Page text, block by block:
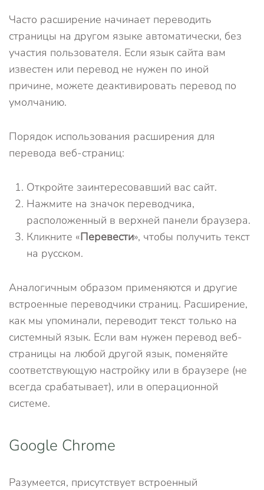
Часто расширение начинает переводить
страницы на другом языке автоматически, без
участия пользователя. Если язык сайта вам
известен или перевод не нужен по иной
причине, можете деактивировать перевод по
умолчанию.
Порядок использования расширения для
перевода веб-страниц:
Откройте заинтересовавший вас сайт.
Нажмите на значок переводчика,
расположенный в верхней панели браузера.
Кликните «Перевести», чтобы получить текст
на русском.
Аналогичным образом применяются и другие
встроенные переводчики страниц. Расширение,
как мы упоминали, переводит текст только на
системный язык. Если вам нужен перевод веб-
страницы на любой другой язык, поменяйте
соответствующую настройку или в браузере (не
всегда срабатывает), или в операционной
системе.
Google Chrome
Разумеется, присутствует встроенный